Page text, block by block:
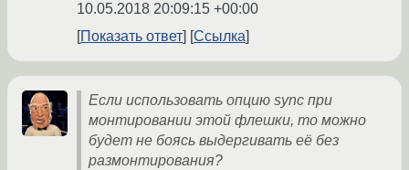
10.05.2018 20:09:15 +00:00
Показать ответ
Ссылка
Если использовать опцию sync при
монтировании этой флешки, то можно
будет не боясь выдергивать её без
размонтирования?